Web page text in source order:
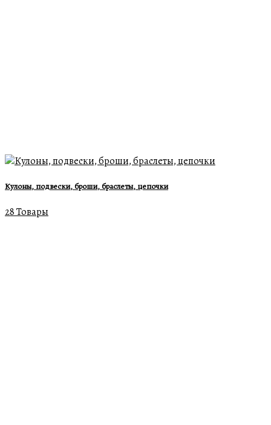
Кулоны, подвески, броши, браслеты, цепочки
28 Товары